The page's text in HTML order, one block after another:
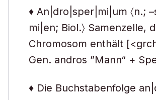
♦ An|dro|sper|mi|um 〈n.;
mi|en; Biol.〉 Samenzelle,
Chromosom enthält
Gen. andros ”Mann“ +
♦ Die Buchstabenfolge